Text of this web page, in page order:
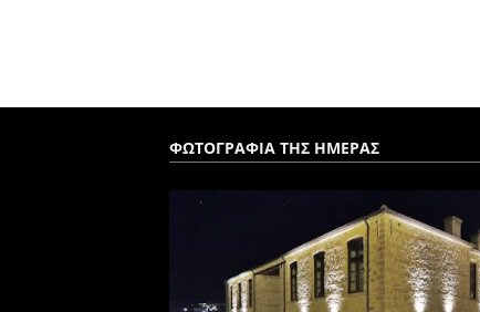
ΦΩΤΟΓΡΑΦΙΑ ΤΗΣ ΗΜΕΡΑΣ